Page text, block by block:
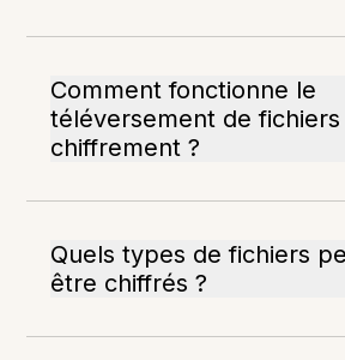
Comment fonctionne le
téléversement de
chiffrement ?
Quels types de fichiers
être chiffrés ?